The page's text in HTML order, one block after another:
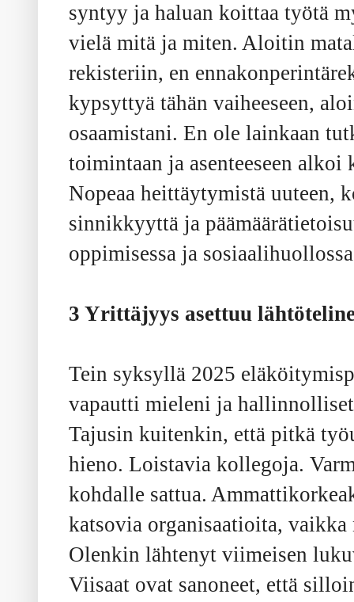
syntyy ja haluan koittaa työtä
vielä mitä ja miten. Aloitin
rekisteriin, en
kypsyttyä tähän vaiheeseen,
osaamistani. En ole lainkaan
toimintaan ja asenteeseen
Nopeaa heittäytymistä uuteen,
sinnikkyyttä ja
oppimisessa ja
3 Yrittäjyys asettuu
Tein syksyllä 2025
vapautti mieleni ja
Tajusin kuitenkin, että pitkä
hieno. Loistavia kollegoja.
kohdalle sattua.
katsovia organisaatioita,
Olenkin lähtenyt viimeisen
Viisaat ovat sanoneet, että